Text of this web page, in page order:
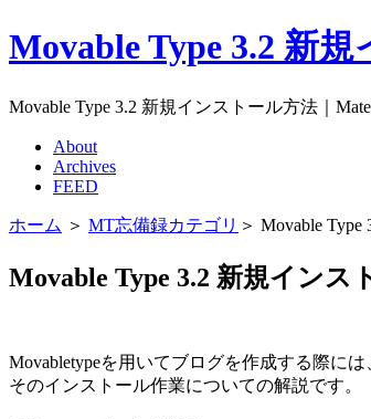
Movable Type 3.2 新
Movable Type 3.2 新規インストール方法｜
About
Archives
FEED
ホーム ＞ MT忘備録カテゴリ ＞ Movable
Movable Type 3.2 新規インス
Movabletypeを用いてブログを作成する際に
そのインストール作業についての解説です。